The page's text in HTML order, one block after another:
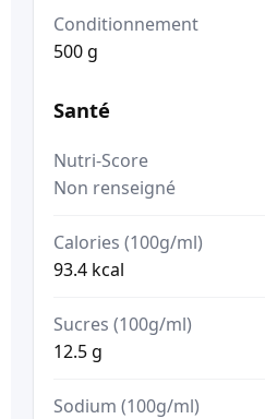
Conditionnement
500 g
Santé
Nutri-Score
Non renseigné
Calories (100g/ml)
93.4 kcal
Sucres (100g/ml)
12.5 g
Sodium (100g/ml)